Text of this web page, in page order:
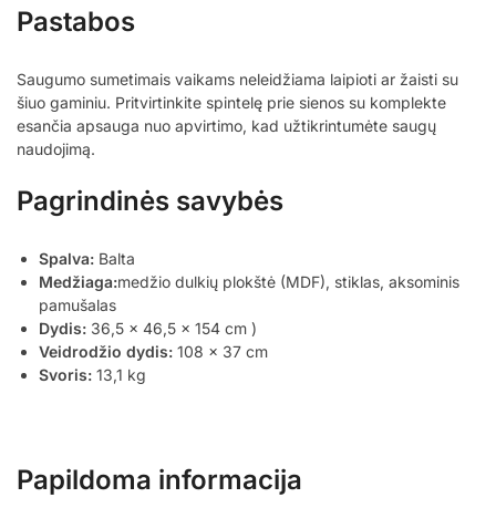
Pastabos
Saugumo sumetimais vaikams neleidžiama laipioti ar žaisti su
šiuo gaminiu. Pritvirtinkite spintelę prie sienos su komplekte
esančia apsauga nuo apvirtimo, kad užtikrintumėte saugų
naudojimą.
Pagrindinės savybės
Spalva: Balta
Medžiaga:medžio dulkių plokštė (MDF), stiklas, aksominis
pamušalas
Dydis: 36,5 x 46,5 x 154 cm )
Veidrodžio dydis: 108 x 37 cm
Svoris: 13,1 kg
Papildoma informacija